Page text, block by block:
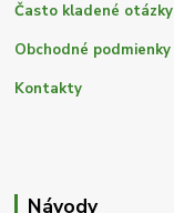
Často kladené otázky
Obchodné podmienky
Kontakty
Návody